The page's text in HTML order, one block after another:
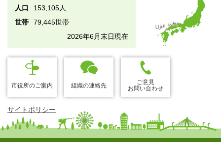
人口
153,105人
世帯
79,445世帯
2026年6月末日現在
市役所のご案内 組織の連絡先
ご意見
お問い合わせ
サイトポリシー